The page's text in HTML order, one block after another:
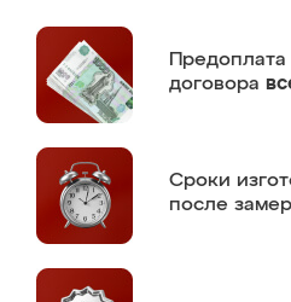
Предоплата
договора
Сроки
после